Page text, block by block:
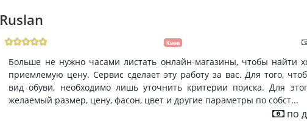
Ruslan
Киев
Больше не нужно часами листать онлайн-магазины, чтобы найти
приемлемую цену. Сервис сделает эту работу за вас. Для того,
вид обуви, необходимо лишь уточнить критерии поиска. Для
желаемый размер, цену, фасон, цвет и другие параметры по собст...
по